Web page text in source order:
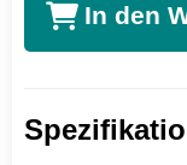
In den